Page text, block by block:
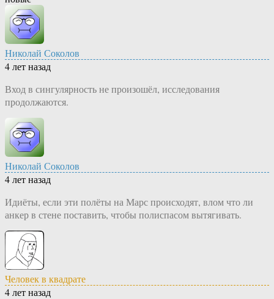
Николай Соколов
4 лет назад
Вход в сингулярность не произошёл, исследования
продолжаются.
Николай Соколов
4 лет назад
Идиёты, если эти полёты на Марс происходят, влом что ли
анкер в стене поставить, чтобы полиспасом вытягивать.
Человек в квадрате
4 лет назад